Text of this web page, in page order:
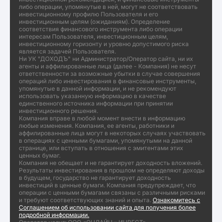
либо операции, упомянутые в ней, могут не соответствовать
инвестиционному профилю Пользователя и его
инвестиционным целям (ожиданиям). Определение
соответствия финансового инструмента либо операции
интересам Пользователя, инвестиционным целям,
инвестиционному горизонту и уровню допустимого риска
является задачей Пользователя.
Ни УК "ДОХОДЪ" ни Администратор/Оператор сайта, ни их
агенты и аффилированные лица (далее - Компания) не несут
ответственности за возможные убытки в случае совершения
операций либо инвестирования в финансовые инструменты,
упомянутые в данной информации, и не рекомендуют
использовать указанную информацию в качестве
единственного источника информации при принятии
инвестиционного решения.
Компания вправе в любой момент внести в информацию
любые изменения. Компания, ее агенты, работники и
аффилированные лица могут в некоторых случаях участвовать
в операциях с ценными бумагами, упомянутыми на данной
странице, или вступать в отношения с эмитентами этих
ценных бумаг.
Компания не обещает и не гарантирует доходность вложений.
Результаты инвестирования в прошлом не определяют доходы
в будущем, государство не гарантирует доходность
инвестиций в ценные бумаги. Компания предупреждает, что
операции с ценными бумагами связаны с различными рисками
и требуют соответствующих знаний и опыта. Ознакомитесь с
Соглашением об использовании сайта для получения более
подробной информации.